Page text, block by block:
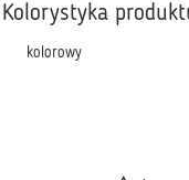
Kolorystyka
kolorowy